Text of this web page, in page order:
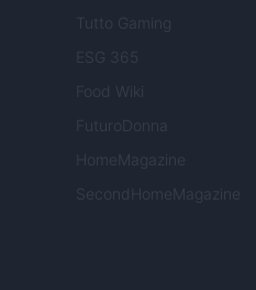
Tutto Gaming
ESG 365
Food Wiki
FuturoDonna
HomeMagazine
SecondHomeMagazine